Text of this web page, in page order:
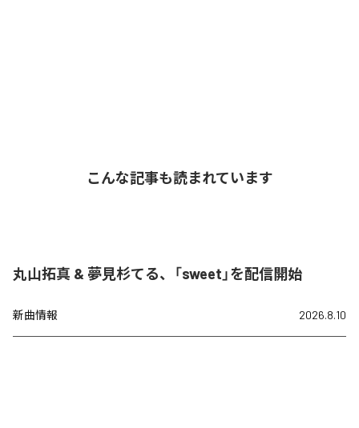
こんな記事も読まれています
丸山拓真 & 夢見杉てる、「sweet」を配信開始
新曲情報 2026.8.10